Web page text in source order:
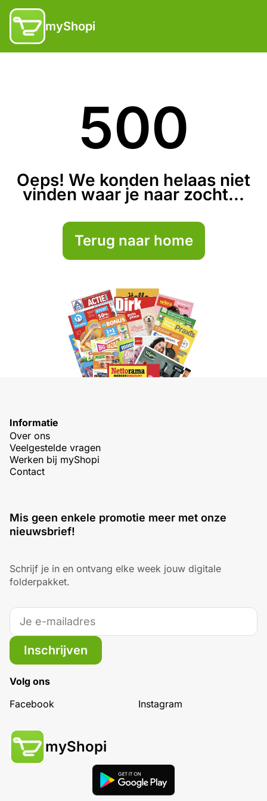
myShopi
500
Oeps! We konden helaas niet
vinden waar je naar zocht...
Terug naar home
Informatie
Over ons
Veelgestelde vragen
Werken bij myShopi
Contact
Mis geen enkele promotie meer met onze
nieuwsbrief!
Schrijf je in en ontvang elke week jouw digitale
folderpakket.
Inschrijven
Volg ons
Facebook
Instagram
myShopi